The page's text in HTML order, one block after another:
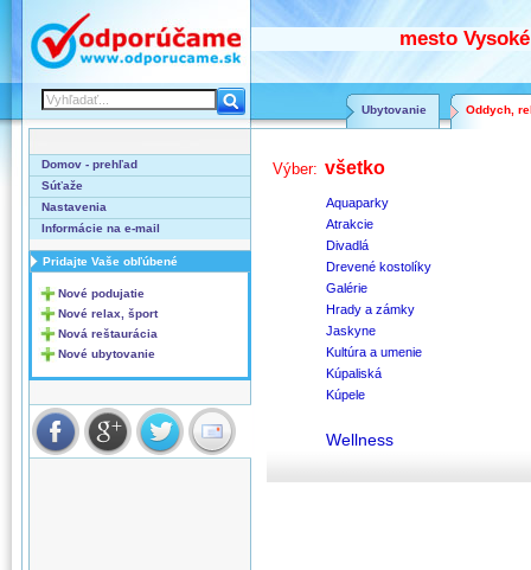
mesto
Oddych,
Ubytovanie
Domov - prehľad
Súťaže
Nastavenia
Informácie na e-mail
Pridajte Vaše obľúbené
Nové podujatie
Nové relax, šport
Nová reštaurácia
Nové ubytovanie
Výber: všetko
Aquaparky
Atrakcie
Divadlá
Drevené kostolíky
Galérie
Hrady a zámky
Jaskyne
Kultúra a umenie
Kúpaliská
Kúpele
Wellness